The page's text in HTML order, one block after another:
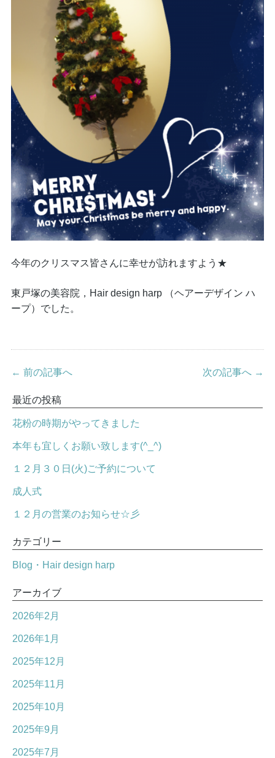
今年のクリスマス皆さんに幸せが訪れますよう★
東戸塚の美容院，Hair design harp （ヘアーデザイン ハ
ープ）でした。
← 前の記事へ 次の記事へ →
最近の投稿
花粉の時期がやってきました
本年も宜しくお願い致します(^_^)
１２月３０日(火)ご予約について
成人式
１２月の営業のお知らせ☆彡
カテゴリー
Blog・Hair design harp
アーカイブ
2026年2月
2026年1月
2025年12月
2025年11月
2025年10月
2025年9月
2025年7月